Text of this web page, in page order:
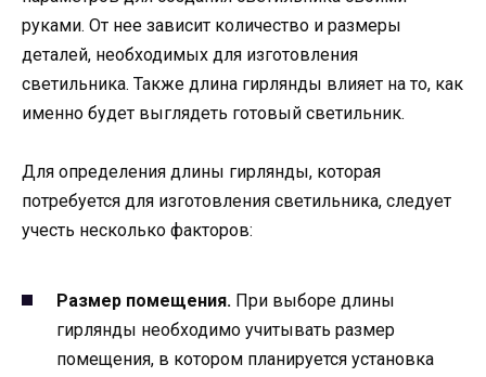
руками. От нее зависит количество и размеры
деталей, необходимых для изготовления
светильника. Также длина гирлянды влияет на то, как
именно будет выглядеть готовый светильник.
Для определения длины гирлянды, которая
потребуется для изготовления светильника, следует
учесть несколько факторов:
Размер помещения. При выборе длины
гирлянды необходимо учитывать размер
помещения, в котором планируется установка